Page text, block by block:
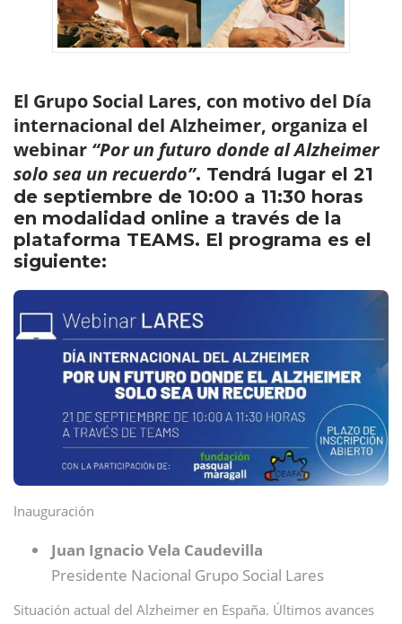
El Grupo Social Lares, con motivo del Día
internacional del Alzheimer, organiza el
webinar “Por un futuro donde al Alzheimer
solo sea un recuerdo”. Tendrá lugar el 21
de septiembre de 10:00 a 11:30 horas
en modalidad online a través de la
plataforma TEAMS. El programa es el
siguiente:
Inauguración
Juan Ignacio Vela Caudevilla
Presidente Nacional Grupo Social Lares
Situación actual del Alzheimer en España. Últimos avances